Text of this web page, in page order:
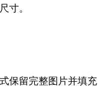
寸。
保留完整图片并填充